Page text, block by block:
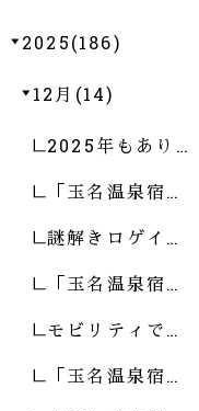
2025(186)
12月(14)
2025年もあり…
「玉名温泉宿…
謎解きロゲイ…
「玉名温泉宿…
モビリティで…
「玉名温泉宿…